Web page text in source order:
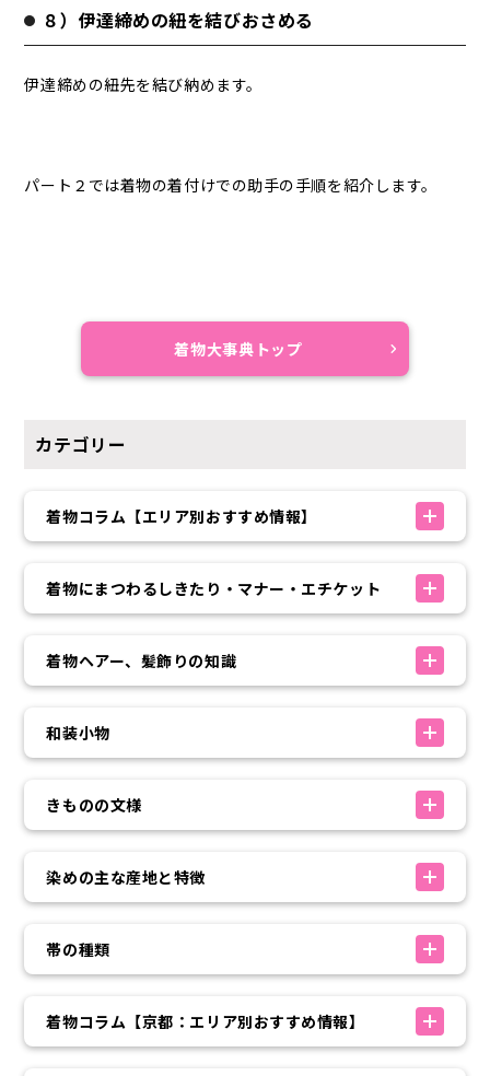
８）伊達締めの紐を結びおさめる
伊達締めの紐先を結び納めます。
パート２では着物の着付けでの助手の手順を紹介します。
着物大事典トップ
カテゴリー
着物コラム【エリア別おすすめ情報】
着物にまつわるしきたり・マナー・エチケット
着物ヘアー、髪飾りの知識
和装小物
きものの文様
染めの主な産地と特徴
帯の種類
着物コラム【京都：エリア別おすすめ情報】